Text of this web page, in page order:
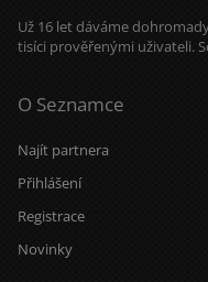
Už 16 let dáváme
tisíci prověřenými uživateli.
O Seznamce
Najít partnera
Přihlášení
Registrace
Novinky